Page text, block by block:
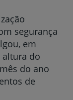
segurança
em
altura do
do ano
de